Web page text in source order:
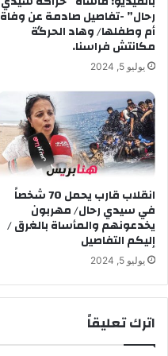
ا
ط
ص
ل
إ
ل
ى
1
0
د
ر
ا
ه
م
خ
ر
ج
ع
ص
م
ت
ه
و
ي
و
ض
ح
"
ح
س
ط
رحال” -تفاصيل صادمة عن وفاة
أم وطفلها/ وهاد الحرگة
مكانتش فراسنا.
يوليو 5, 2024
انقلاب قارب يحمل 70 شخصاً
في سيدي رحال/ مهربون
يخدعونهم والمأساة بالغرق /
إليكم التفاصيل
يوليو 5, 2024
اترك تعليقاً